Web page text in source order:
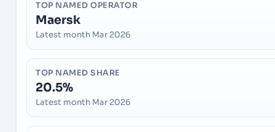
TOP NAMED OPERATOR
Maersk
Latest month Mar 2026
TOP NAMED SHARE
20.5%
Latest month Mar 2026